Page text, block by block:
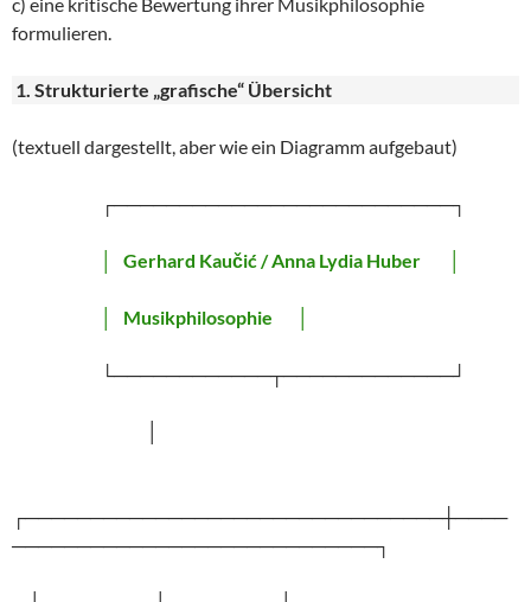
formulieren.
1. Strukturierte „grafische“ Übersicht
(textuell dargestellt, aber wie ein Diagramm aufgebaut)
┌──────────────────────────┐
Gerhard Kaučić / Anna Lydia Huber
Musikphilosophie
└────────────┬─────────────┘
┌────────────────────────────────┼────
────────────────────────────┐